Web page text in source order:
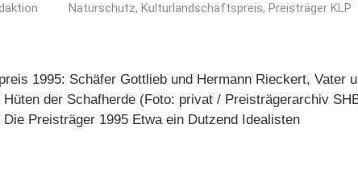
Naturschutz, Kulturlandschaftspreis, Preisträger KLP
1995: Schäfer Gottlieb und Hermann Rieckert, Vater
Hüten der Schafherde (Foto: privat / Preisträgerarchiv
Preisträger 1995 Etwa ein Dutzend Idealisten